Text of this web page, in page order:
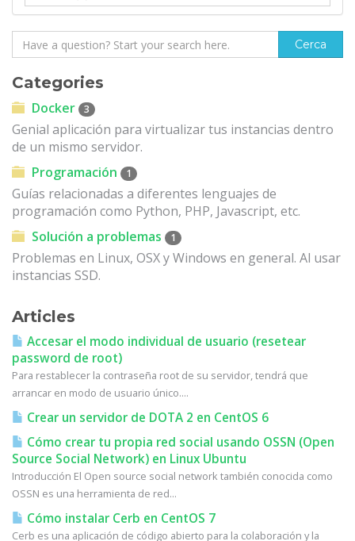
Categories
Docker 3
Genial aplicación para virtualizar tus instancias dentro
de un mismo servidor.
Programación
1
Guías relacionadas a diferentes lenguajes de
programación como Python, PHP, Javascript, etc.
Solución a problemas
1
Problemas en Linux, OSX y Windows en general. Al usar
instancias SSD.
Articles
Accesar el modo individual de usuario (resetear
password de root)
Para restablecer la contraseña root de su servidor, tendrá que
arrancar en modo de usuario único....
Crear un servidor de DOTA 2 en CentOS 6
Cómo crear tu propia red social usando OSSN (Open
Source Social Network) en Linux Ubuntu
Introducción El Open source social network también conocida como
OSSN es una herramienta de red...
Cómo instalar Cerb en CentOS 7
Cerb es una aplicación de código abierto para la colaboración y la